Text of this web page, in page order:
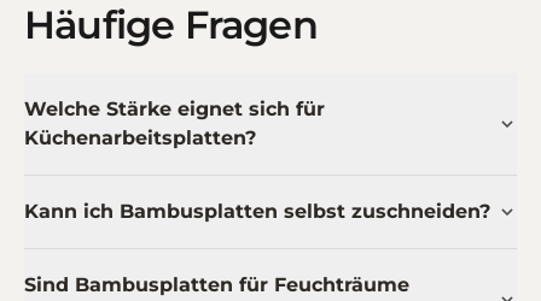
Häufige Fragen
Welche Stärke eignet sich für
Küchenarbeitsplatten?
Kann ich Bambusplatten selbst zuschneiden?
Sind Bambusplatten für Feuchträume